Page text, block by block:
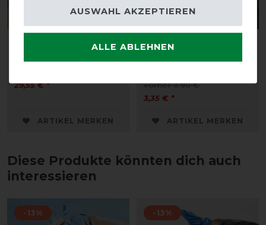
Busse Fliegenmaske
29,55 € *
ARTIKEL MERKEN
Busse
vorher 3,90 €
3,35 € *
ARTIKEL MERKEN
Diese Produkte könnten dich auch
interessieren
-13% -13%
ALLE ABLEHNEN
AUSWAHL AKZEPTIEREN